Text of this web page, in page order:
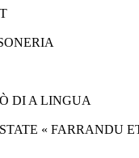
DI A LINGUA
« FARRANDU